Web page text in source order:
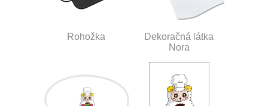
Rohožka
Dekoračná látka
Nora